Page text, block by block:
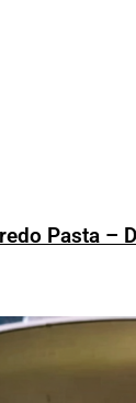
Pasta –